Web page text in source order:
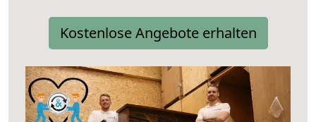
Kostenlose Angebote erhalten